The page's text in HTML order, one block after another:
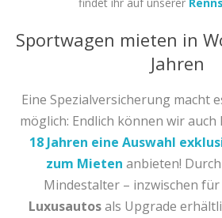
Sportwagen mieten in
Jahren
Eine Spezialversicherung macht
möglich: Endlich können wir auch
18 Jahren eine Auswahl
zum Mieten anbieten!
Mindestalter – inzwischen
Luxusautosals Upgrade